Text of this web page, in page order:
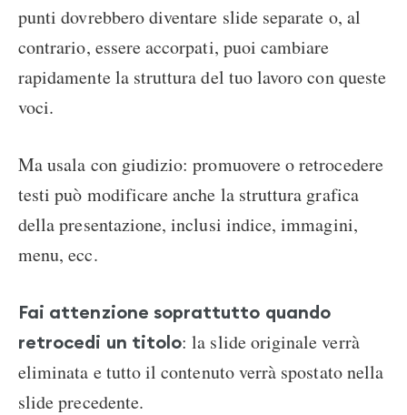
punti dovrebbero diventare slide separate o, al
contrario, essere accorpati, puoi cambiare
rapidamente la struttura del tuo lavoro con queste
voci.
Ma usala con giudizio: promuovere o retrocedere
testi può modificare anche la struttura grafica
della presentazione, inclusi indice, immagini,
menu, ecc.
Fai attenzione soprattutto quando
retrocedi un titolo: la slide originale verrà
eliminata e tutto il contenuto verrà spostato nella
slide precedente.